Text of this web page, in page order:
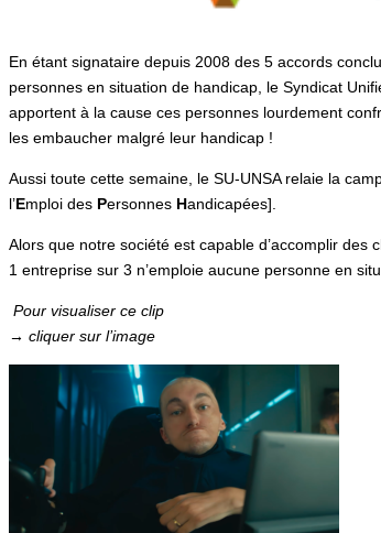
En étant signataire depuis 2008 des 5 accords
personnes en situation de handicap, le Syndicat
apportent à la cause ces personnes lourdement
les embaucher malgré leur handicap !
Aussi toute cette semaine, le SU-UNSA relaie la
l’Emploi des Personnes Handicapées].
Alors que notre société est capable d’accomplir des
1 entreprise sur 3 n’emploie aucune personne en
Pour visualiser ce clip
→ cliquer sur l’image